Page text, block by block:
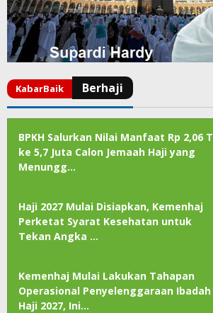
BPKH Salurkan Nilai Manfaat Rp 2,06 T
ke 5,7 Juta Calon Jemaah Haji yang
Menungg…
Haji 2027 Mulai Disiapkan, Kemenhaj
Perketat Syarat Kesehatan untuk
Tekan Angka …
Kemenhaj Mulai Lakukan Tahapan
Operasional Penyelenggaraan Ibadah
Haji 2027, Ini…